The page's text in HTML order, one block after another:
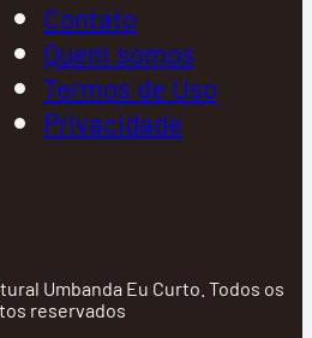
Contato
Quem somos
Termos de Uso
Privacidade
Umbanda Eu Curto. Todos os
reservados